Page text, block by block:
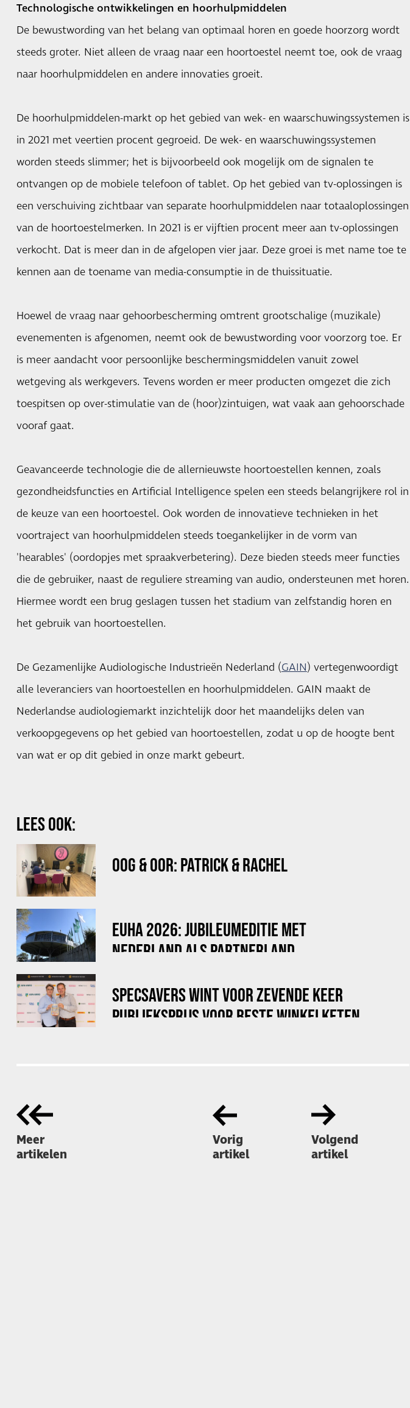
Technologische ontwikkelingen en hoorhulpmiddelen
De bewustwording van het belang van optimaal horen en goede hoorzorg wordt
steeds groter. Niet alleen de vraag naar een hoortoestel neemt toe, ook de vraag
naar hoorhulpmiddelen en andere innovaties groeit.
De hoorhulpmiddelen-markt op het gebied van wek- en waarschuwingssystemen is
in 2021 met veertien procent gegroeid. De wek- en waarschuwingssystemen
worden steeds slimmer; het is bijvoorbeeld ook mogelijk om de signalen te
ontvangen op de mobiele telefoon of tablet. Op het gebied van tv-oplossingen is
een verschuiving zichtbaar van separate hoorhulpmiddelen naar totaaloplossingen
van de hoortoestelmerken. In 2021 is er vijftien procent meer aan tv-oplossingen
verkocht. Dat is meer dan in de afgelopen vier jaar. Deze groei is met name toe te
kennen aan de toename van media-consumptie in de thuissituatie.
Hoewel de vraag naar gehoorbescherming omtrent grootschalige (muzikale)
evenementen is afgenomen, neemt ook de bewustwording voor voorzorg toe. Er
is meer aandacht voor persoonlijke beschermingsmiddelen vanuit zowel
wetgeving als werkgevers. Tevens worden er meer producten omgezet die zich
toespitsen op over-stimulatie van de (hoor)zintuigen, wat vaak aan gehoorschade
vooraf gaat.
Geavanceerde technologie die de allernieuwste hoortoestellen kennen, zoals
gezondheidsfuncties en Artificial Intelligence spelen een steeds belangrijkere rol in
de keuze van een hoortoestel. Ook worden de innovatieve technieken in het
voortraject van hoorhulpmiddelen steeds toegankelijker in de vorm van
'hearables' (oordopjes met spraakverbetering). Deze bieden steeds meer functies
die de gebruiker, naast de reguliere streaming van audio, ondersteunen met horen.
Hiermee wordt een brug geslagen tussen het stadium van zelfstandig horen en
het gebruik van hoortoestellen.
De Gezamenlijke Audiologische Industrieën Nederland (GAIN) vertegenwoordigt
alle leveranciers van hoortoestellen en hoorhulpmiddelen. GAIN maakt de
Nederlandse audiologiemarkt inzichtelijk door het maandelijks delen van
verkoopgegevens op het gebied van hoortoestellen, zodat u op de hoogte bent
van wat er op dit gebied in onze markt gebeurt.
LEES OOK:
OOG & OOR: PATRICK & RACHEL
EUHA 2026: JUBILEUMEDITIE MET
NEDERLAND ALS PARTNERLAND
SPECSAVERS WINT VOOR ZEVENDE KEER
PUBLIEKSPRIJS VOOR BESTE WINKELKETEN
Meer
artikelen
Vorig
artikel
Volgend
artikel